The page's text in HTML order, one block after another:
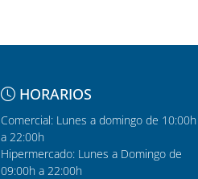
HORARIOS
Comercial: Lunes a domingo de 10:00h
a 22:00h
Hipermercado: Lunes a Domingo de
09:00h a 22:00h